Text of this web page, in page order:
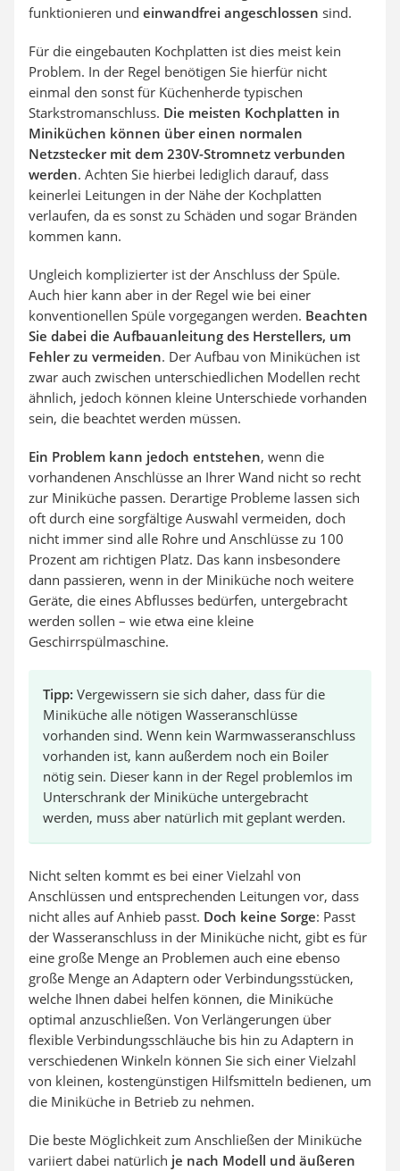
funktionieren und einwandfrei angeschlossen sind.
Für die eingebauten Kochplatten ist dies meist kein
Problem. In der Regel benötigen Sie hierfür nicht
einmal den sonst für Küchenherde typischen
Starkstromanschluss. Die meisten Kochplatten in
Miniküchen können über einen normalen
Netzstecker mit dem 230V-Stromnetz verbunden
werden. Achten Sie hierbei lediglich darauf, dass
keinerlei Leitungen in der Nähe der Kochplatten
verlaufen, da es sonst zu Schäden und sogar Bränden
kommen kann.
Ungleich komplizierter ist der Anschluss der Spüle.
Auch hier kann aber in der Regel wie bei einer
konventionellen Spüle vorgegangen werden. Beachten
Sie dabei die Aufbauanleitung des Herstellers, um
Fehler zu vermeiden. Der Aufbau von Miniküchen ist
zwar auch zwischen unterschiedlichen Modellen recht
ähnlich, jedoch können kleine Unterschiede vorhanden
sein, die beachtet werden müssen.
Ein Problem kann jedoch entstehen, wenn die
vorhandenen Anschlüsse an Ihrer Wand nicht so recht
zur Miniküche passen. Derartige Probleme lassen sich
oft durch eine sorgfältige Auswahl vermeiden, doch
nicht immer sind alle Rohre und Anschlüsse zu 100
Prozent am richtigen Platz. Das kann insbesondere
dann passieren, wenn in der Miniküche noch weitere
Geräte, die eines Abflusses bedürfen, untergebracht
werden sollen – wie etwa eine kleine
Geschirrspülmaschine.
Tipp: Vergewissern sie sich daher, dass für die
Miniküche alle nötigen Wasseranschlüsse
vorhanden sind. Wenn kein Warmwasseranschluss
vorhanden ist, kann außerdem noch ein Boiler
nötig sein. Dieser kann in der Regel problemlos im
Unterschrank der Miniküche untergebracht
werden, muss aber natürlich mit geplant werden.
Nicht selten kommt es bei einer Vielzahl von
Anschlüssen und entsprechenden Leitungen vor, dass
nicht alles auf Anhieb passt. Doch keine Sorge: Passt
der Wasseranschluss in der Miniküche nicht, gibt es für
eine große Menge an Problemen auch eine ebenso
große Menge an Adaptern oder Verbindungsstücken,
welche Ihnen dabei helfen können, die Miniküche
optimal anzuschließen. Von Verlängerungen über
flexible Verbindungsschläuche bis hin zu Adaptern in
verschiedenen Winkeln können Sie sich einer Vielzahl
von kleinen, kostengünstigen Hilfsmitteln bedienen, um
die Miniküche in Betrieb zu nehmen.
Die beste Möglichkeit zum Anschließen der Miniküche
variiert dabei natürlich je nach Modell und äußeren